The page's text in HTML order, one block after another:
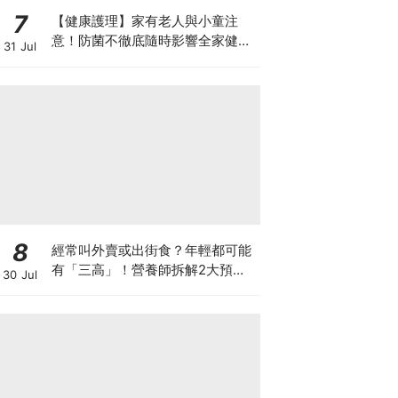
7
31 Jul
【健康護理】家有老人與小童注
意！防菌不徹底隨時影響全家健康
8
30 Jul
經常叫外賣或出街食？年輕都可能
有「三高」！營養師拆解2大預防